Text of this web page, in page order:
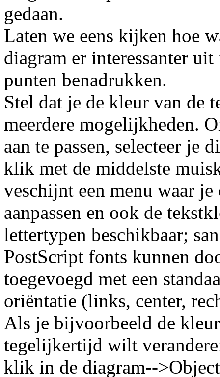
gedaan.
Laten we eens kijken hoe
diagram er interessanter
punten benadrukken.
Stel dat je de kleur van de
meerdere mogelijkheden.
aan te passen, selecteer je
klik met de middelste
veschijnt een menu waar
aanpassen en ook de
lettertypen beschikbaar;
PostScript fonts kunnen
toegevoegd met een
oriëntatie (links, center,
Als je bijvoorbeeld de
tegelijkertijd wilt
klik in de diagram--